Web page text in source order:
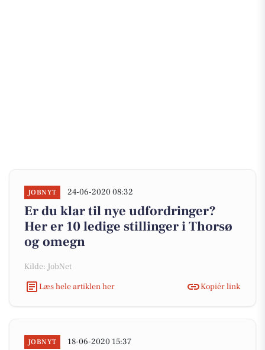
JOBNYT 24-06-2020 08:32
Er du klar til nye udfordringer?
Her er 10 ledige stillinger i Thorsø
og omegn
Kilde: JobNet
Læs hele artiklen her
Kopiér link
JOBNYT 18-06-2020 15:37